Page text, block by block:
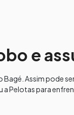
e
Assim pode
Pelotas para